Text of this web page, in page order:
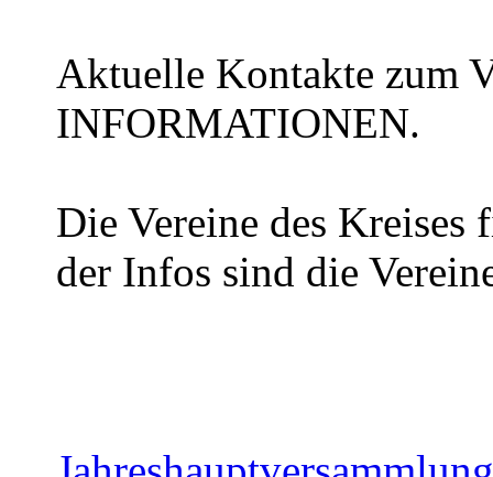
Aktuelle Kontakte zum
INFORMATIONEN.
Die Vereine des
der Infos sind die